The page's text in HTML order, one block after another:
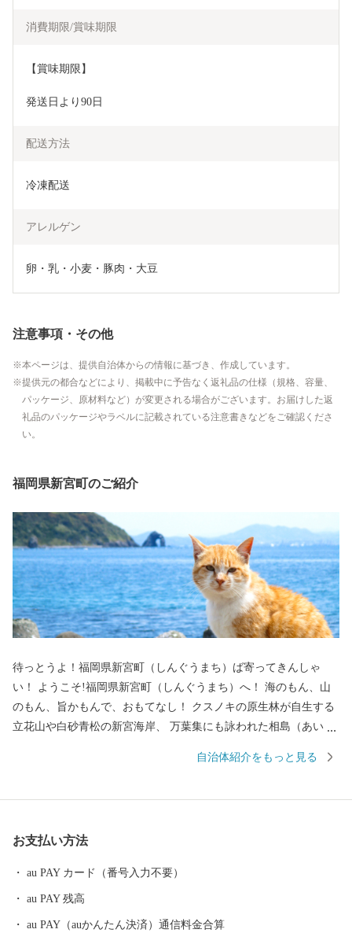
消費期限/賞味期限
【賞味期限】
発送日より90日
配送方法
冷凍配送
アレルゲン
卵・乳・小麦・豚肉・大豆
注意事項・その他
本ページは、提供自治体からの情報に基づき、作成しています。
提供元の都合などにより、掲載中に予告なく返礼品の仕様（規格、容量、
パッケージ、原材料など）が変更される場合がございます。お届けした返
礼品のパッケージやラベルに記載されている注意書きなどをご確認くださ
い。
福岡県新宮町のご紹介
待っとうよ！福岡県新宮町（しんぐうまち）ば寄ってきんしゃ
い！ ようこそ!福岡県新宮町（しんぐうまち）へ！ 海のもん、山
のもん、旨かもんで、おもてなし！ クスノキの原生林が自生する
立花山や白砂青松の新宮海岸、 万葉集にも詠われた相島（あいの
茂」が多くのメディアにも取り上げられています。 優れた自然と
上げられた絶妙な塩加減の「明太子」や「干物」。 福岡グルメの
代表格「もつ鍋」。 新宮町でしか味わえない自慢の特産品をぜひ
自治体紹介をもっと見る
お支払い方法
au PAY カード（番号入力不要）
au PAY 残高
au PAY（auかんたん決済）通信料金合算